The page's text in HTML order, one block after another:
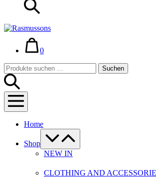
Warenkorb
0im
Suche-
Schalter
Suchen
nach:
Suchen
Menü-
Schalter
Home
Shop
Menü-
Schalter
NEW IN
CLOTHING AND